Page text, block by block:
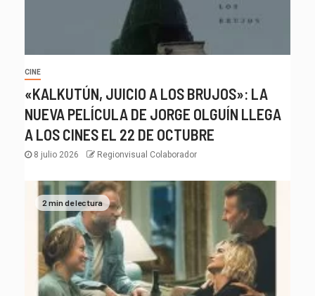
CINE
«KALKUTÚN, JUICIO A LOS BRUJOS»: LA
NUEVA PELÍCULA DE JORGE OLGUÍN LLEGA
A LOS CINES EL 22 DE OCTUBRE
8 julio 2026 Regionvisual Colaborador
2 min de lectura